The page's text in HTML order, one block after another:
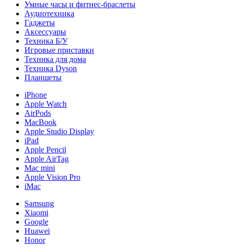
Умные часы и фитнес-браслеты
Аудиотехника
Гаджеты
Аксессуары
Техника Б/У
Игровые приставки
Техника для дома
Техника Dyson
Планшеты
iPhone
Apple Watch
AirPods
MacBook
Apple Studio Display
iPad
Apple Pencil
Apple AirTag
Mac mini
Apple Vision Pro
iMac
Samsung
Xiaomi
Google
Huawei
Honor